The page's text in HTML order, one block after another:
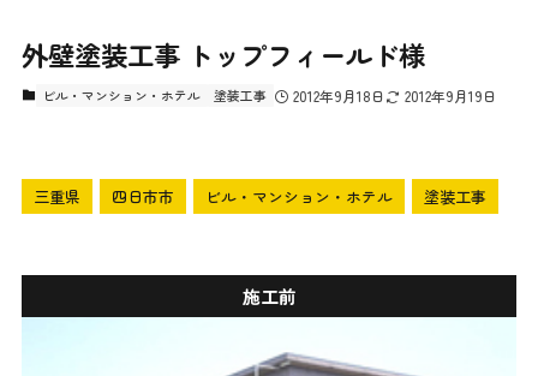
外壁塗装工事 トップフィールド様
ビル・マンション・ホテル 塗装工事 2012年9月18日 2012年9月19日
三重県 四日市市 ビル・マンション・ホテル 塗装工事
施工前